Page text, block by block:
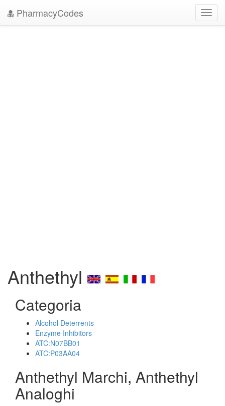
PharmacyCodes
Anthethyl
Categoria
Alcohol Deterrents
Enzyme Inhibitors
ATC:N07BB01
ATC:P03AA04
Anthethyl Marchi, Anthethyl
Analoghi